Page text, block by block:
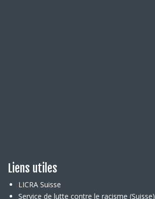
Liens utiles
LICRA Suisse
Service de lutte contre le racisme (Suisse)